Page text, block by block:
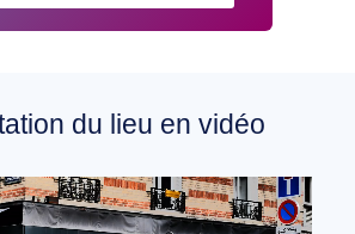
du lieu en vidéo